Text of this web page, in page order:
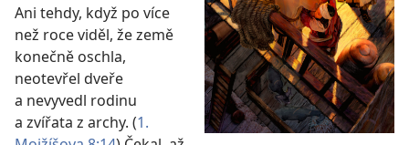
Ani tehdy, když po více
než roce viděl, že země
konečně oschla,
neotevřel dveře
a nevyvedl rodinu
a zvířata z archy. (1.